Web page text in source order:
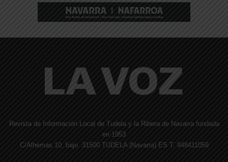
Revista de Información Local de Tudela y la Ribera de Navarra fundada
en 1953
C/Alhemas 10, bajo. 31500 TUDELA (Navarra) ES T. 948411059